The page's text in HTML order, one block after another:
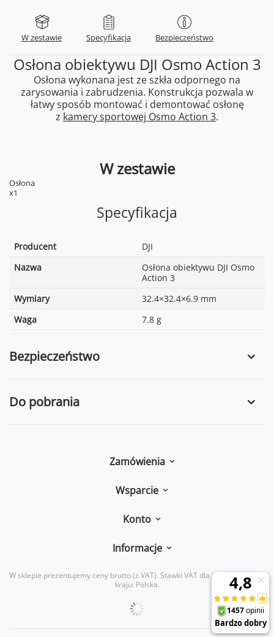
W zestawie Specyfikacja Bezpieczeństwo
Osłona obiektywu DJI Osmo Action 3
Osłona wykonana jest ze szkła odpornego na
zarysowania i zabrudzenia. Konstrukcja pozwala w
łatwy sposób montować i demontować osłonę
z kamery sportowej Osmo Action 3.
W zestawie
Osłona
x1
Specyfikacja
Producent
DJI
Nazwa
Osłona obiektywu DJI Osmo
Action 3
Wymiary
32.4×32.4×6.9 mm
Waga
7.8 g
Bezpieczeństwo
Do pobrania
Zamówienia
Wsparcie
Konto
Informacje
W sklepie prezentujemy ceny brutto (z VAT). Stawki VAT dla konsumentów z
kraju: Polska.